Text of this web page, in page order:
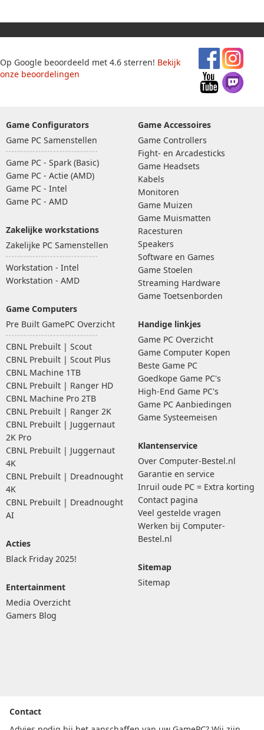
Op Google beoordeeld met 4.6 sterren! Bekijk
onze beoordelingen
Game Configurators
Game PC Samenstellen
Game PC - Spark (Basic)
Game PC - Actie (AMD)
Game PC - Intel
Game PC - AMD
Zakelijke workstations
Zakelijke PC Samenstellen
Workstation - Intel
Workstation - AMD
Game Computers
Pre Built GamePC Overzicht
CBNL Prebuilt | Scout
CBNL Prebuilt | Scout Plus
CBNL Machine 1TB
CBNL Prebuilt | Ranger HD
CBNL Machine Pro 2TB
CBNL Prebuilt | Ranger 2K
CBNL Prebuilt | Juggernaut
2K Pro
CBNL Prebuilt | Juggernaut
4K
CBNL Prebuilt | Dreadnought
4K
CBNL Prebuilt | Dreadnought
AI
Acties
Black Friday 2025!
Entertainment
Media Overzicht
Gamers Blog
Game Accessoires
Game Controllers
Fight- en Arcadesticks
Game Headsets
Kabels
Monitoren
Game Muizen
Game Muismatten
Racesturen
Speakers
Software en Games
Game Stoelen
Streaming Hardware
Game Toetsenborden
Handige linkjes
Game PC Overzicht
Game Computer Kopen
Beste Game PC
Goedkope Game PC's
High-End Game PC's
Game PC Aanbiedingen
Game Systeemeisen
Klantenservice
Over Computer-Bestel.nl
Garantie en service
Inruil oude PC = Extra korting
Contact pagina
Veel gestelde vragen
Werken bij Computer-
Bestel.nl
Sitemap
Sitemap
Contact